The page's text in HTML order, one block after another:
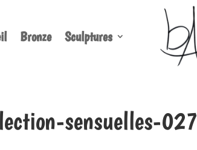
Bronze Sculptures
sensuelles-027